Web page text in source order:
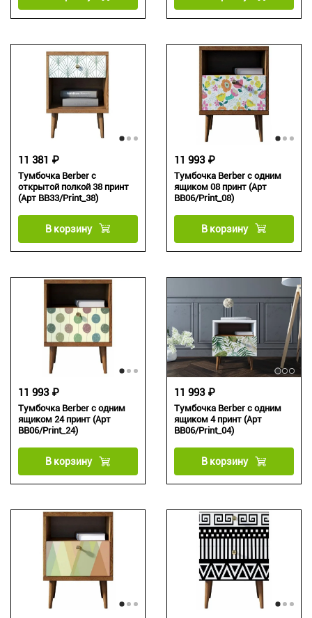
Тумбочка Berber с
открытой полкой 38 принт
(Арт BB33/Print_38)
11 381 ₽
В корзину
Тумбочка Berber с одним
ящиком 08 принт (Арт
BB06/Print_08)
11 993 ₽
В корзину
Тумбочка Berber с одним
ящиком 24 принт (Арт
BB06/Print_24)
11 993 ₽
В корзину
Тумбочка Berber с одним
ящиком 4 принт (Арт
BB06/Print_04)
11 993 ₽
В корзину